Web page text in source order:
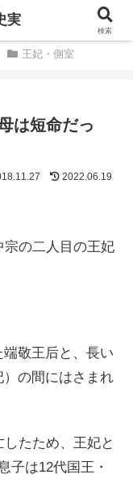
っと楽しい
王妃・側室
は短命だっ
2022.06.19
宗の二人目の王妃
敬王后と、長い
の間にはさまれ
たため、王妃と
子は12代国王・
実
検索